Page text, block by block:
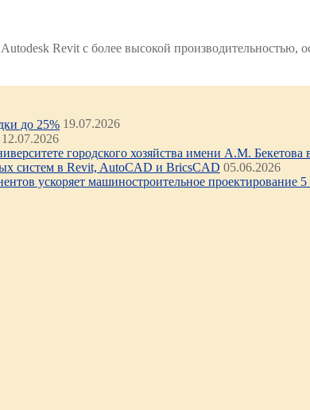
Revit с более высокой производительностью,
до 25% 19.07.2026
12.07.2026
городского хозяйства имени А.М.
систем в Revit, AutoCAD и BricsCAD 05.06.2026
ускоряет машиностроительное проектирование